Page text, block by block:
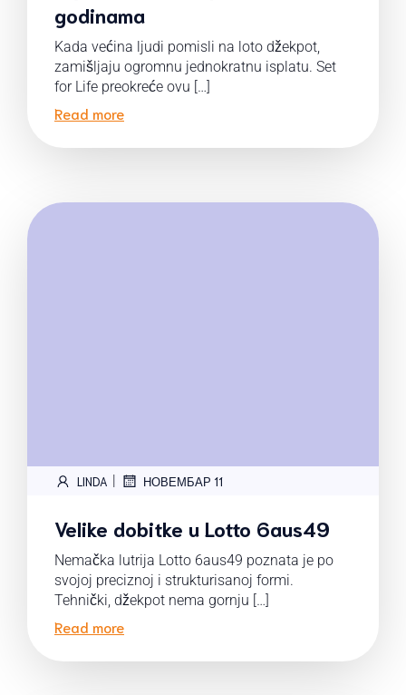
godinama
Kada većina ljudi pomisli na loto džekpot,
zamišljaju ogromnu jednokratnu isplatu. Set
for Life preokreće ovu […]
Read more
LINDA | НОВЕМБАР 11
Velike dobitke u Lotto 6aus49
Nemačka lutrija Lotto 6aus49 poznata je po
svojoj preciznoj i strukturisanoj formi.
Tehnički, džekpot nema gornju […]
Read more